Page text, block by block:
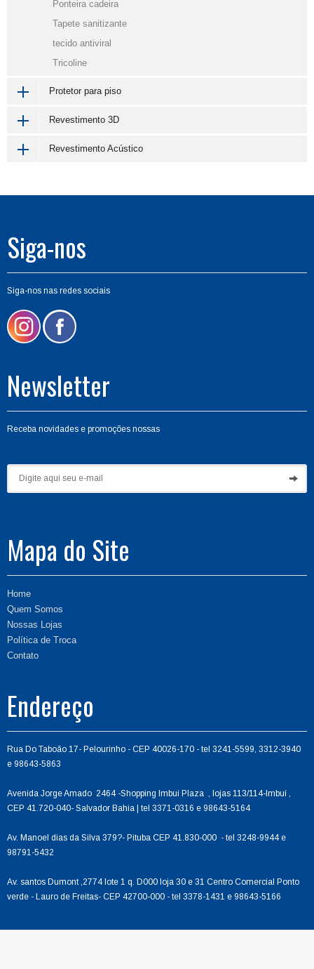
Ponteira cadeira
Tapete sanitizante
tecido antiviral
Tricoline
Protetor para piso
Revestimento 3D
Revestimento Acústico
Siga-nos
Siga-nos nas redes sociais
Newsletter
Receba novidades e promoções nossas
Mapa do Site
Home
Quem Somos
Nossas Lojas
Política de Troca
Contato
Endereço
Rua Do Taboão 17- Pelourinho - CEP 40026-170 - tel 3241-5599, 3312-3940
e 98643-5863
Avenida Jorge Amado 2464 -Shopping Imbui Plaza , lojas 113/114-Imbuí ,
CEP 41.720-040- Salvador Bahia | tel 3371-0316 e 98643-5164
Av. Manoel dias da Silva 379?- Pituba CEP 41.830-000 - tel 3248-9944 e
98791-5432
Av. santos Dumont ,2774 lote 1 q. D000 loja 30 e 31 Centro Comercial Ponto
verde - Lauro de Freitas- CEP 42700-000 - tel 3378-1431 e 98643-5166